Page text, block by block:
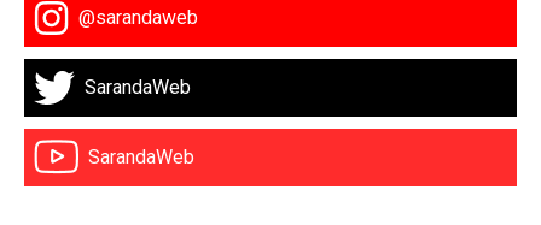
@sarandaweb
SarandaWeb
SarandaWeb